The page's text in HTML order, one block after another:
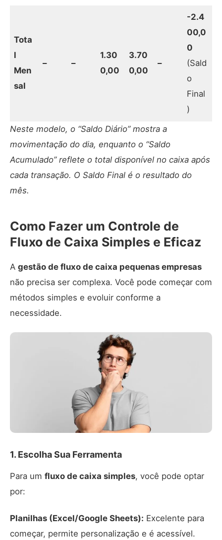
Tota
l
Men
sal
– –
1.30
0,00
3.70
0,00
–
-2.4
00,0
0
(Sald
o
Final
)
Neste modelo, o “Saldo Diário” mostra a
movimentação do dia, enquanto o “Saldo
Acumulado” reflete o total disponível no caixa após
cada transação. O Saldo Final é o resultado do
mês.
Como Fazer um Controle de
Fluxo de Caixa Simples e Eficaz
A gestão de fluxo de caixa pequenas empresas
não precisa ser complexa. Você pode começar com
métodos simples e evoluir conforme a
necessidade.
1. Escolha Sua Ferramenta
Para um fluxo de caixa simples, você pode optar
por:
Planilhas (Excel/Google Sheets): Excelente para
começar, permite personalização e é acessível.